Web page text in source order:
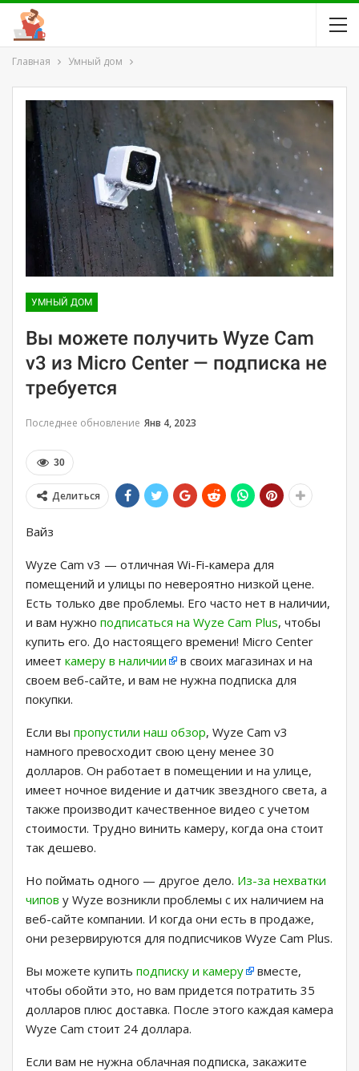
Главная Умный дом
УМНЫЙ ДОМ
Вы можете получить Wyze Cam
v3 из Micro Center — подписка не
требуется
Последнее обновление Янв 4, 2023
30
Делиться
Вайз
Wyze Cam v3 — отличная Wi-Fi-камера для
помещений и улицы по невероятно низкой цене.
Есть только две проблемы. Его часто нет в наличии,
и вам нужно подписаться на Wyze Cam Plus, чтобы
купить его. До настоящего времени! Micro Center
имеет камеру в наличии
в своих магазинах и на
своем веб-сайте, и вам не нужна подписка для
покупки.
Если вы пропустили наш обзор, Wyze Cam v3
намного превосходит свою цену менее 30
долларов. Он работает в помещении и на улице,
имеет ночное видение и датчик звездного света, а
также производит качественное видео с учетом
стоимости. Трудно винить камеру, когда она стоит
так дешево.
Но поймать одного — другое дело. Из-за нехватки
чипов у Wyze возникли проблемы с их наличием на
веб-сайте компании. И когда они есть в продаже,
они резервируются для подписчиков Wyze Cam Plus.
Вы можете купить подписку и камеру
вместе,
чтобы обойти это, но вам придется потратить 35
долларов плюс доставка. После этого каждая камера
Wyze Cam стоит 24 доллара.
Если вам не нужна облачная подписка, закажите